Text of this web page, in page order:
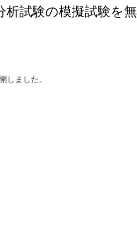
試験の模擬試験を無
ました。